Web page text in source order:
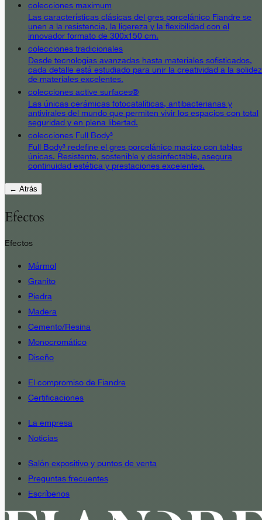
colecciones maximum
Las características clásicas del gres porcelánico Fiandre se
unen a la resistencia, la ligereza y la flexibilidad con el
innovador formato de 300x150 cm.
colecciones tradicionales
Desde tecnologías avanzadas hasta materiales sofisticados,
cada detalle está estudiado para unir la creatividad a la solidez
de materiales excelentes.
colecciones active surfaces®
Las únicas cerámicas fotocatalíticas, antibacterianas y
antivirales del mundo que permiten vivir los espacios con total
seguridad y en plena libertad.
colecciones Full Body³
Full Body³ redefine el gres porcelánico macizo con tablas
únicas. Resistente, sostenible y desinfectable, asegura
continuidad estética y prestaciones excelentes.
← Atrás
Efectos
Efectos
Mármol
Granito
Piedra
Madera
Cemento/Resina
Monocromático
Diseño
El compromiso de Fiandre
Certificaciones
La empresa
Noticias
Salón expositivo y puntos de venta
Preguntas frecuentes
Escríbenos